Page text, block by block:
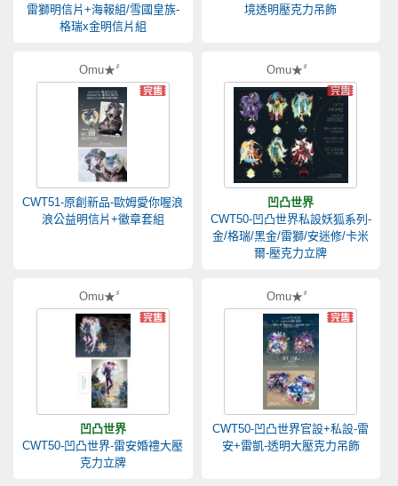
雷獅明信片+海報組/雪國皇族-
格瑞x金明信片組
境透明壓克力吊飾
Omu★〞
CWT51-原創新品-歐姆愛你喔浪
浪公益明信片+徽章套組
Omu★〞
凹凸世界
CWT50-凹凸世界私設妖狐系列-
金/格瑞/黑金/雷獅/安迷修/卡米
爾-壓克力立牌
Omu★〞
凹凸世界
CWT50-凹凸世界-雷安婚禮大壓
克力立牌
Omu★〞
CWT50-凹凸世界官設+私設-雷
安+雷凱-透明大壓克力吊飾